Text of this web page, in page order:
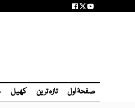
صفحۂ اول تازہ ترین کھیل